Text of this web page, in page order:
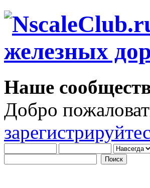
Наше
Добро